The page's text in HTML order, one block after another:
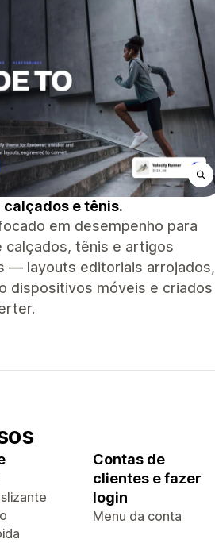
calçados e tênis.
em desempenho para
calçados, tênis e artigos
— layouts editoriais arrojados,
dispositivos móveis e criados
Contas de
clientes e fazer
login
Menu da conta